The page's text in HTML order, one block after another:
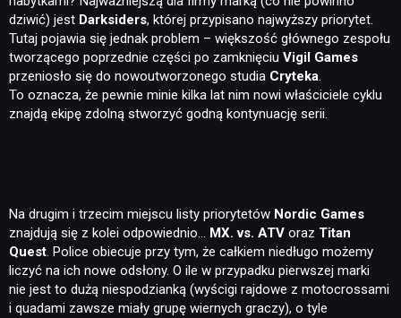
dziwić) jest Darksiders, której przypisano najwyższy priorytet.
Tutaj pojawia się jednak problem – większość głównego zespołu
tworzącego poprzednie części po zamknięciu Vigil Games
przeniosło się do nowoutworzonego studia Cryteka.
To oznacza, że pewnie minie kilka lat nim nowi właściciele cyklu
znajdą ekipę zdolną stworzyć godną kontynuację serii.
Na drugim i trzecim miejscu listy priorytetów Nordic Games
znajdują się z kolei odpowiednio… MX. vs. ATV oraz Titan
Quest. Police obiecuje przy tym, że całkiem niedługo możemy
liczyć na ich nowe odsłony. O ile w przypadku pierwszej marki
nie jest to dużą niespodzianką (wyścigi rajdowe z motocrossami
i quadami zawsze miały grupę wiernych graczy), o tyle